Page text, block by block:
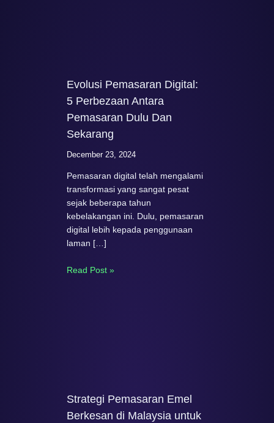
Evolusi Pemasaran Digital:
5 Perbezaan Antara
Pemasaran Dulu Dan
Sekarang
December 23, 2024
Pemasaran digital telah mengalami
transformasi yang sangat pesat
sejak beberapa tahun
kebelakangan ini. Dulu, pemasaran
digital lebih kepada penggunaan
laman […]
Read Post »
Strategi Pemasaran Emel
Berkesan di Malaysia untuk